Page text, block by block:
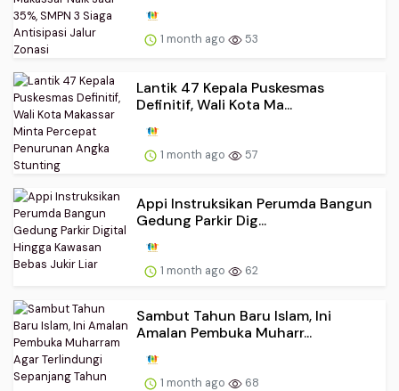
1 month ago 53
Lantik 47 Kepala Puskesmas
Definitif, Wali Kota Ma...
1 month ago 57
Appi Instruksikan Perumda Bangun
Gedung Parkir Dig...
1 month ago 62
Sambut Tahun Baru Islam, Ini
Amalan Pembuka Muharr...
1 month ago 68